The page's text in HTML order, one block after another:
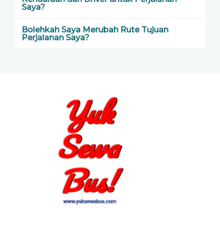
Saya?
Bolehkah Saya Merubah Rute Tujuan
Perjalanan Saya?